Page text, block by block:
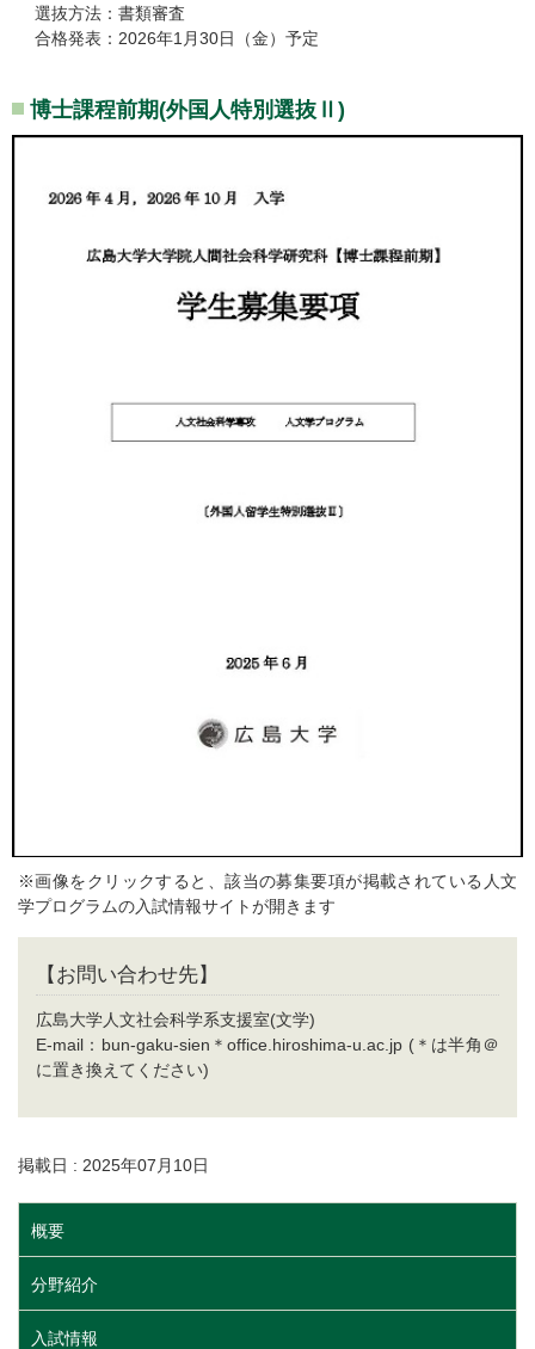
選抜方法：書類審査
合格発表：2026年1月30日（金）予定
博士課程前期(外国人特別選抜Ⅱ)
※画像をクリックすると、該当の募集要項が掲載されている人文
学プログラムの入試情報サイトが開きます
【お問い合わせ先】
広島大学人文社会科学系支援室(文学)
E-mail：bun-gaku-sien＊office.hiroshima-u.ac.jp (＊は半角＠
に置き換えてください)
掲載日 : 2025年07月10日
概要
分野紹介
入試情報